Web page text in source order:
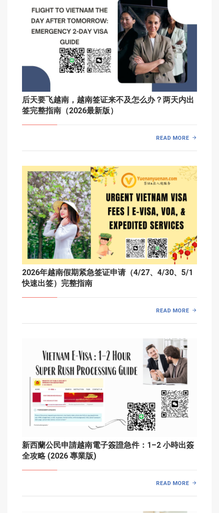
后天要飞越南，越南签证来不及怎么办？两天内出
签完整指南（2026最新版）
READ MORE
2026年越南假期紧急签证申请（4/27、4/30、5/1
快速出签）完整指南
READ MORE
新西蘭公民申請越南電子簽證急件：1–2 小時出簽
全攻略 (2026 專業版)
READ MORE